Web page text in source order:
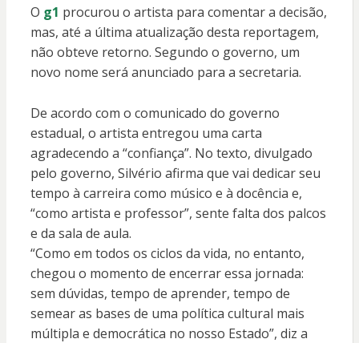
O g1 procurou o artista para comentar a decisão,
mas, até a última atualização desta reportagem,
não obteve retorno. Segundo o governo, um
novo nome será anunciado para a secretaria.
De acordo com o comunicado do governo
estadual, o artista entregou uma carta
agradecendo a “confiança”. No texto, divulgado
pelo governo, Silvério afirma que vai dedicar seu
tempo à carreira como músico e à docência e,
“como artista e professor”, sente falta dos palcos
e da sala de aula.
“Como em todos os ciclos da vida, no entanto,
chegou o momento de encerrar essa jornada:
sem dúvidas, tempo de aprender, tempo de
semear as bases de uma política cultural mais
múltipla e democrática no nosso Estado”, diz a